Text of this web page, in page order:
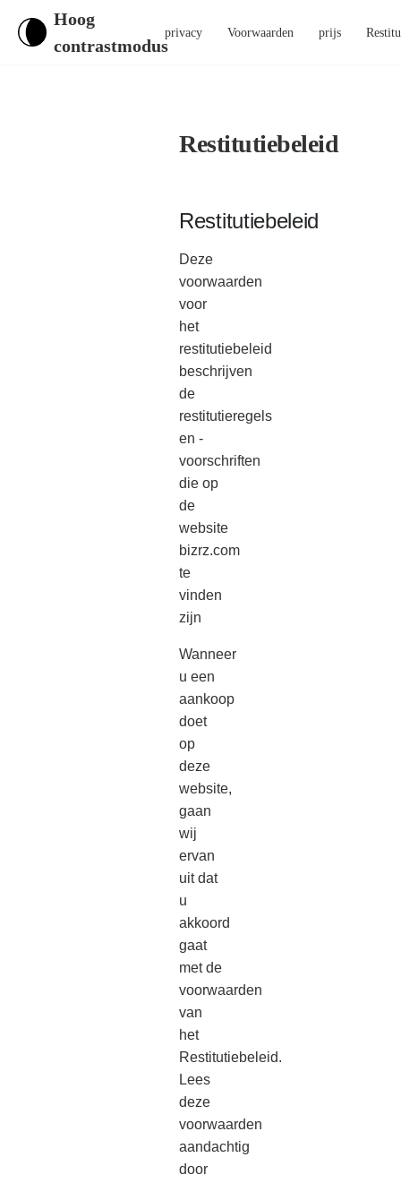
Hoog
contrastmodus
privacy Voorwaarden prijs
Restitutiebeleid
Restitutiebeleid
Deze
voorwaarden
voor
het
restitutiebeleid
beschrijven
de
restitutieregels
en -
voorschriften
die op
de
website
bizrz.com
te
vinden
zijn
Wanneer
u een
aankoop
doet
op
deze
website,
gaan
wij
ervan
uit dat
u
akkoord
gaat
met de
voorwaarden
van
het
Restitutiebeleid.
Lees
deze
voorwaarden
aandachtig
door